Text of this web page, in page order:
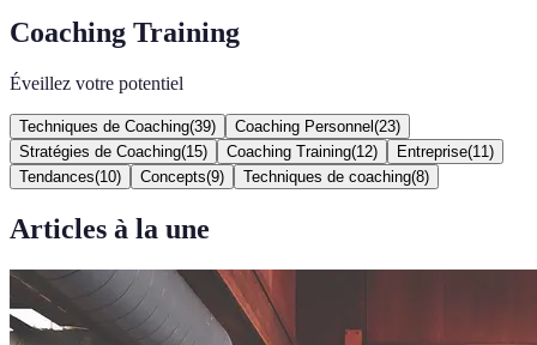
Coaching Training
Éveillez votre potentiel
Techniques de Coaching(39) Coaching Personnel (23)
Stratégies de Coaching(15) Coaching Training(12) Entreprise(11 )
Tendances(10) Concepts(9) Techniques de coaching(8)
Articles à la une